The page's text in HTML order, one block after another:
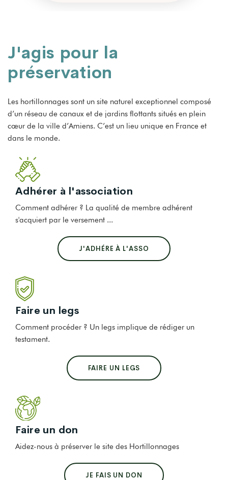
J'agis pour la
préservation
Les hortillonnages sont un site naturel exceptionnel composé
d’un réseau de canaux et de jardins flottants situés en plein
cœur de la ville d’Amiens. C’est un lieu unique en France et
dans le monde.
Adhérer à l'association
Comment adhérer ? La qualité de membre adhérent
s'acquiert par le versement ...
J'ADHÉRE À L'ASSO
Faire un legs
Comment procéder ? Un legs implique de rédiger un
testament.
FAIRE UN LEGS
Faire un don
Aidez-nous à préserver le site des Hortillonnages
JE FAIS UN DON